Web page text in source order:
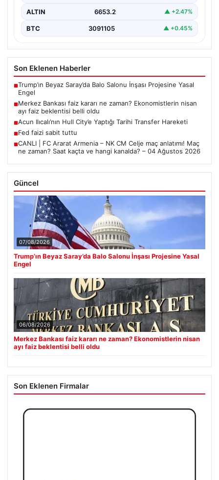
ALTIN 6653.2 ▲ +2.47%
BTC 3091105 ▲ +0.45%
Son Eklenen Haberler
■Trump’ın Beyaz Saray’da Balo Salonu İnşası Projesine Yasal
Engel
■Merkez Bankası faiz kararı ne zaman? Ekonomistlerin nisan
ayı faiz beklentisi belli oldu
■Acun Ilıcalı’nın Hull City’e Yaptığı Tarihi Transfer Hareketi
■Fed faizi sabit tuttu
■CANLI | FC Ararat Armenia – NK CM Celje maç anlatımı! Maç
ne zaman? Saat kaçta ve hangi kanalda? – 04 Ağustos 2026
Güncel
07/08/2026
Trump’ın Beyaz Saray’da Balo Salonu İnşası Projesine Yasal
Engel
06/08/2026
Merkez Bankası faiz kararı ne zaman? Ekonomistlerin nisan
ayı faiz beklentisi belli oldu
Son Eklenen Firmalar